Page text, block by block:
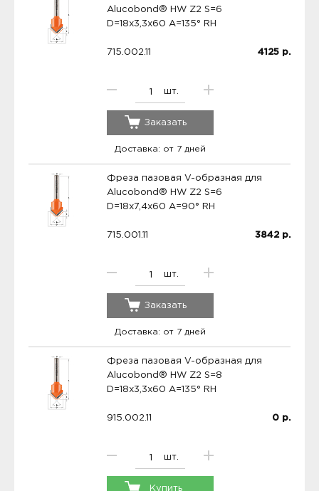
Alucobond® HW Z2 S=6
D=18x3,3x60 A=135° RH
715.002.11
шт.
4125 р.
Заказать
Доставка: от 7 дней
Фреза пазовая V-образная для
Alucobond® HW Z2 S=6
D=18x7,4x60 A=90° RH
715.001.11
шт.
3842 р.
Заказать
Доставка: от 7 дней
Фреза пазовая V-образная для
Alucobond® HW Z2 S=8
D=18x3,3x60 A=135° RH
915.002.11
шт.
0 р.
Купить